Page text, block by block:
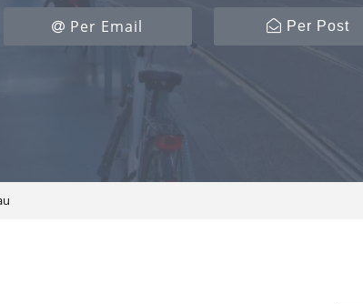
Per Email Per Post